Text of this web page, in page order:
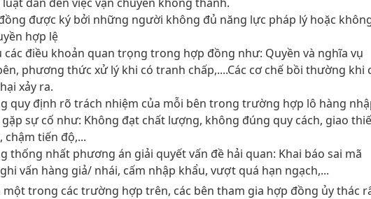
được ký bởi những người không đủ năng lực pháp lý hoặc
hợp lệ
các điều khoản quan trọng trong hợp đồng như: Quyền và nghĩa vụ
phương thức xử lý khi có tranh chấp,....Các cơ chế bồi thường khi
xảy ra.
quy định rõ trách nhiệm của mỗi bên trong trường hợp lô hàng
sự cố như: Không đạt chất lượng, không đúng quy cách, giao
chậm tiến độ,...
thống nhất phương án giải quyết vấn đề hải quan: Khai báo sai mã
vấn hàng giả/ nhái, cấm nhập khẩu, vượt quá hạn ngạch,...
một trong các trường hợp trên, các bên tham gia hợp đồng ủy thác